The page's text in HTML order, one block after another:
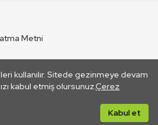
kullanılır. Sitede gezinmeye devam
kabul etmiş olursunuz.Çerez
Kabul et
Metni
TRT. Bağlantı yoluyla gidilen dış